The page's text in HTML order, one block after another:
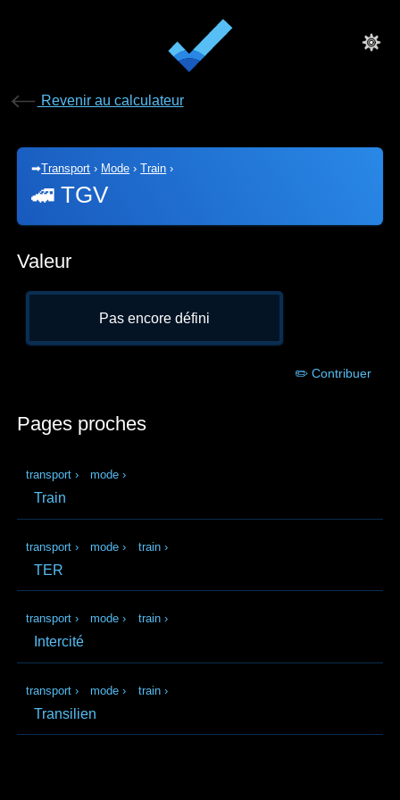
Revenir au calculateur
➡Transport › Mode ›Train ›
🚄 TGV
Valeur
Pas encore défini
✏️ Contribuer
Pages proches
transport › mode ›
Train
transport › mode › train ›
TER
transport › mode › train ›
Intercité
transport › mode › train ›
Transilien